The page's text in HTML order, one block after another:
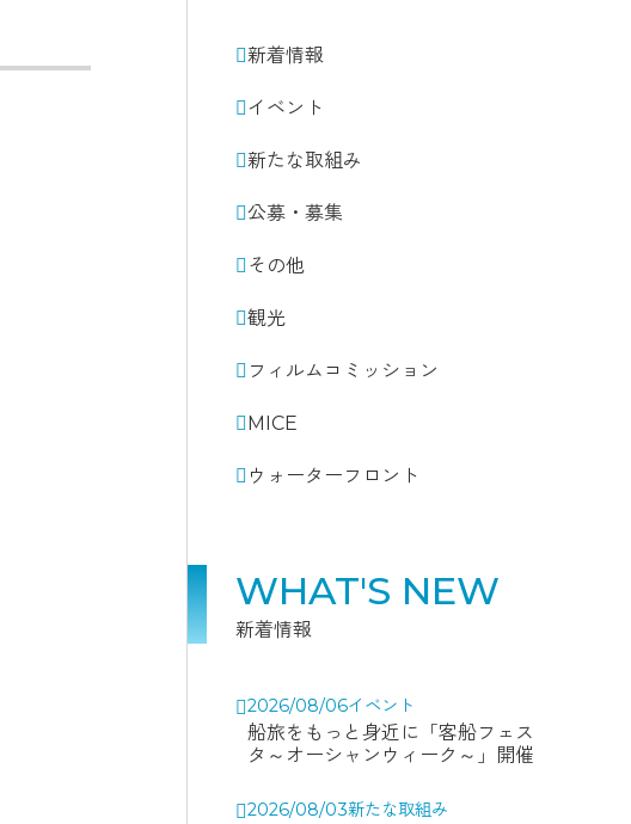
新着情報
イベント
新たな取組み
公募・募集
その他
観光
フィルムコミッション
MICE
ウォーターフロント
WHAT'S NEW
新着情報
2026/08/06イベント
船旅をもっと身近に「客船フェス
タ～オーシャンウィーク～」開催
2026/08/03新たな取組み